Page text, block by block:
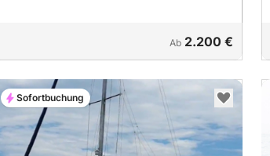
Ab 2.200 €
Sofortbuchung